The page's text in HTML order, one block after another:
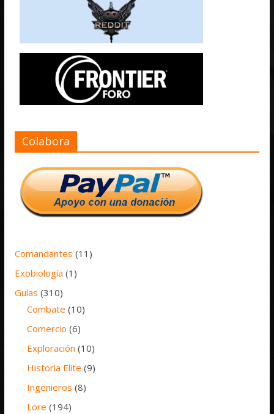
Colabora
Comandantes (11)
Exobiología (1)
Guías (310)
Combate (10)
Comercio (6)
Exploración (10)
Historia Elite (9)
Ingenieros (8)
Lore (194)